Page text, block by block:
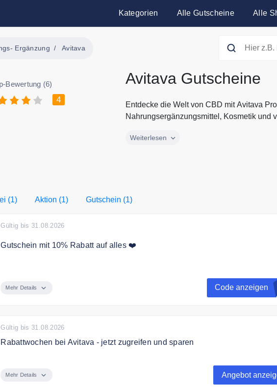
Kategorien Alle Gutscheine Alle
Ergänzung Avitava
Bewertung (6)
4
Avitava Gutscheine
Entdecke die Welt von CBD mit Avitava
Nahrungsergänzungsmittel, Kosmetik und
Entdecke die Welt von CBD mit Avitava
Weiterlesen
(1) Aktion (1) Gutschein (1)
Gültig bis 31.08.2026
Gutschein mit 10% Rabatt auf alles ❤️
Mehr Details Code anzeigen
Gültig bis 31.08.2026
Rabattwochen bei Avitava - jetzt zugreifen und sparen
Mehr Details Angebot